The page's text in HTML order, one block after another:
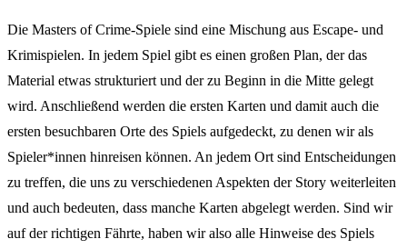
Die Masters of Crime-Spiele sind eine Mischung aus Escape- und
Krimispielen. In jedem Spiel gibt es einen großen Plan, der das
Material etwas strukturiert und der zu Beginn in die Mitte gelegt
wird. Anschließend werden die ersten Karten und damit auch die
ersten besuchbaren Orte des Spiels aufgedeckt, zu denen wir als
Spieler*innen hinreisen können. An jedem Ort sind Entscheidungen
zu treffen, die uns zu verschiedenen Aspekten der Story weiterleiten
und auch bedeuten, dass manche Karten abgelegt werden. Sind wir
auf der richtigen Fährte, haben wir also alle Hinweise des Spiels